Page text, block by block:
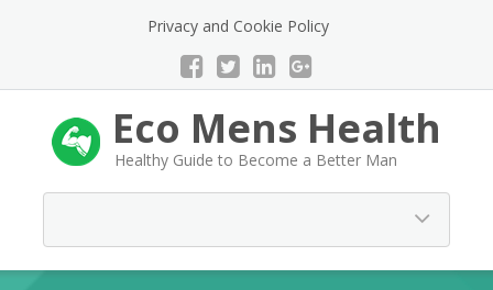
Privacy and Cookie Policy
Eco Mens Health
Healthy Guide to Become a Better Man